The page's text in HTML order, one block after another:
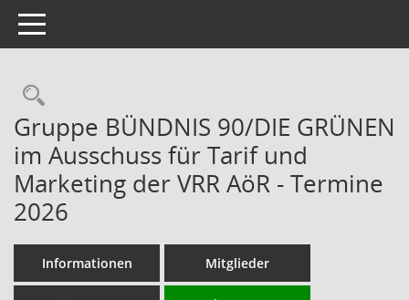
Toggle navigation
Rechercheauswahl
Gruppe BÜNDNIS 90/DIE GRÜNEN
im Ausschuss für Tarif und
Marketing der VRR AöR - Termine
2026
Informationen Mitglieder